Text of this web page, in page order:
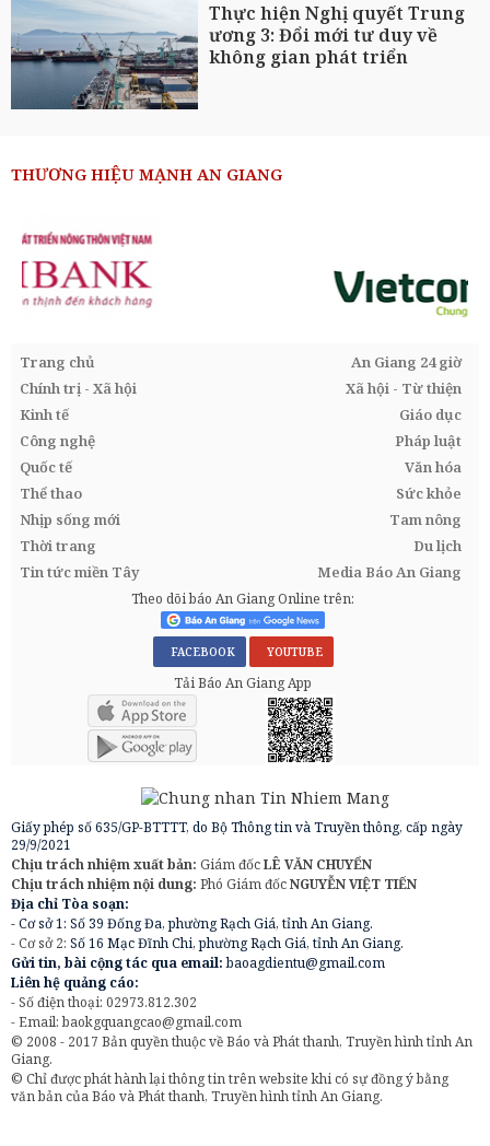
Thực hiện Nghị quyết Trung
ương 3: Đổi mới tư duy về
không gian phát triển
THƯƠNG HIỆU MẠNH AN GIANG
Trang chủ
An Giang 24 giờ
Chính trị - Xã hội
Xã hội - Từ thiện
Kinh tế
Giáo dục
Công nghệ
Pháp luật
Quốc tế
Văn hóa
Thể thao
Sức khỏe
Nhịp sống mới
Tam nông
Thời trang
Du lịch
Tin tức miền Tây
Media Báo An Giang
Theo dõi báo An Giang Online trên:
FACEBOOK YOUTUBE
Tải Báo An Giang App
Giấy phép số 635/GP-BTTTT, do Bộ Thông tin và Truyền thông, cấp ngày
29/9/2021
Chịu trách nhiệm xuất bản: Giám đốcLÊ VĂN CHUYỂN
Chịu trách nhiệm nội dung: Phó Giám đốcNGUYỄN VIỆT TIẾN
Địa chỉ Tòa soạn:
- Cơ sở 1: Số 39 Đống Đa, phường Rạch Giá, tỉnh An Giang.
- Cơ sở 2: Số 16 Mạc Đĩnh Chi, phường Rạch Giá, tỉnh An Giang.
Gửi tin, bài cộng tác qua email:baoagdientu@gmail.com
Liên hệ quảng cáo:
- Số điện thoại: 02973.812.302
- Email:baokgquangcao@gmail.com
© 2008 - 2017 Bản quyền thuộc về Báo và Phát thanh, Truyền hình tỉnh An
Giang.
© Chỉ được phát hành lại thông tin trên website khi có sự đồng ý bằng
văn bản của Báo và Phát thanh, Truyền hình tỉnh An Giang.